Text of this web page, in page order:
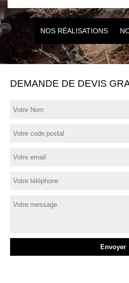
NOS RÉALISATIONS
DEMANDE DE DEVIS